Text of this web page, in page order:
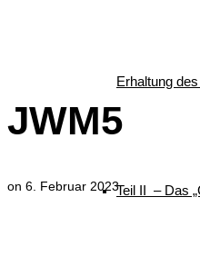
Erhaltung
Teil II – Das
JWM5
on 6. Februar 2023